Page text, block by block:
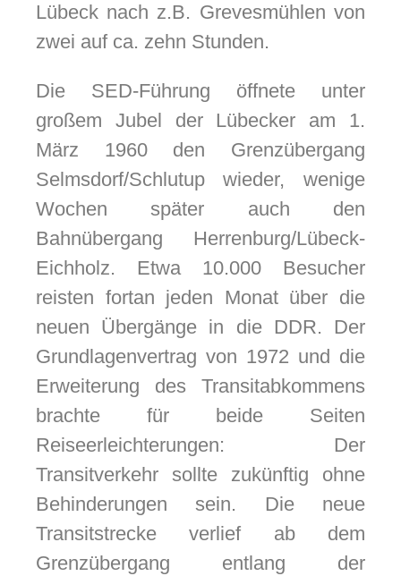
Lübeck nach z.B. Grevesmühlen von
zwei auf ca. zehn Stunden.
Die SED-Führung öffnete unter
großem Jubel der Lübecker am 1.
März 1960 den Grenzübergang
Selmsdorf/Schlutup wieder, wenige
Wochen später auch den
Bahnübergang Herrenburg/Lübeck-
Eichholz. Etwa 10.000 Besucher
reisten fortan jeden Monat über die
neuen Übergänge in die DDR. Der
Grundlagenvertrag von 1972 und die
Erweiterung des Transitabkommens
brachte für beide Seiten
Reiseerleichterungen: Der
Transitverkehr sollte zukünftig ohne
Behinderungen sein. Die neue
Transitstrecke verlief ab dem
Grenzübergang entlang der